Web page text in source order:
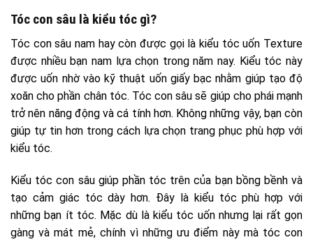
Tóc con sâu là kiểu tóc gì?
Tóc con sâu nam hay còn được gọi là kiểu tóc uốn Texture
được nhiều bạn nam lựa chọn trong năm nay. Kiểu tóc này
được uốn nhờ vào kỹ thuật uốn giấy bạc nhằm giúp tạo độ
xoăn cho phần chân tóc. Tóc con sâu sẽ giúp cho phái mạnh
trở nên năng động và cá tính hơn. Không những vậy, bạn còn
giúp tự tin hơn trong cách lựa chọn trang phục phù hợp với
kiểu tóc.
Kiểu tóc con sâu giúp phần tóc trên của bạn bồng bềnh và
tạo cảm giác tóc dày hơn. Đây là kiểu tóc phù hợp với
những bạn ít tóc. Mặc dù là kiểu tóc uốn nhưng lại rất gọn
gàng và mát mẻ, chính vì những ưu điểm này mà tóc con